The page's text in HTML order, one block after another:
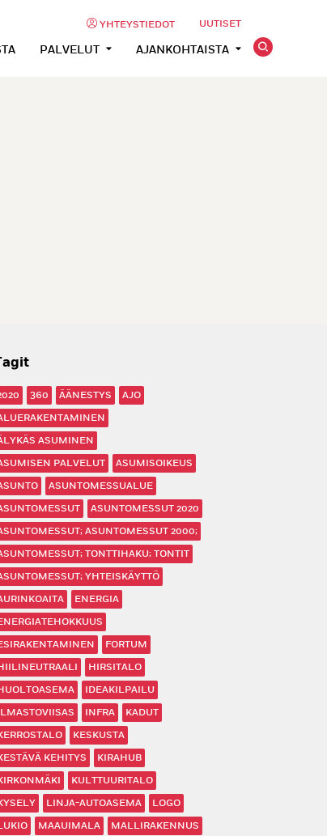
YHTEYSTIEDOT UUTISET
PALVELUT AJANKOHTAISTA
360 ÄÄNESTYS
AJO
ASUMINEN
PALVELUT
ASUMISOIKEUS
ASUNTOMESSUALUE
ASUNTOMESSUT 2020
ASUNTOMESSUT 2000;
TONTTIHAKU; TONTIT
YHTEISKÄYTTÖ
ENERGIA
FORTUM
HIRSITALO
IDEAKILPAILU
INFRA
KADUT
KESKUSTA
KEHITYS
KIRAHUB
KULTTUURITALO
LINJA-AUTOASEMA
LOGO
MAAUIMALA
MALLIRAKENNUS